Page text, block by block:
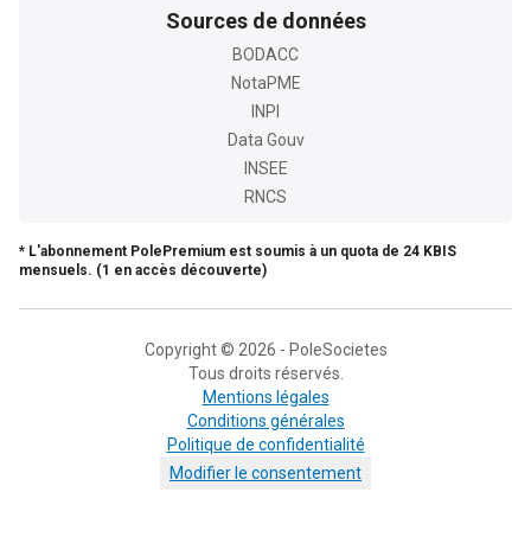
Sources de données
BODACC
NotaPME
INPI
Data Gouv
INSEE
RNCS
* L'abonnement PolePremium est soumis à un quota de 24 KBIS
mensuels. (1 en accès découverte)
Copyright © 2026 - PoleSocietes
Tous droits réservés.
Mentions légales
Conditions générales
Politique de confidentialité
Modifier le consentement